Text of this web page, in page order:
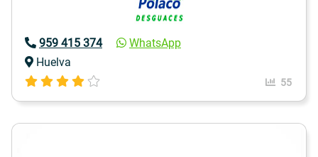
959 415 374
WhatsApp
Huelva
55